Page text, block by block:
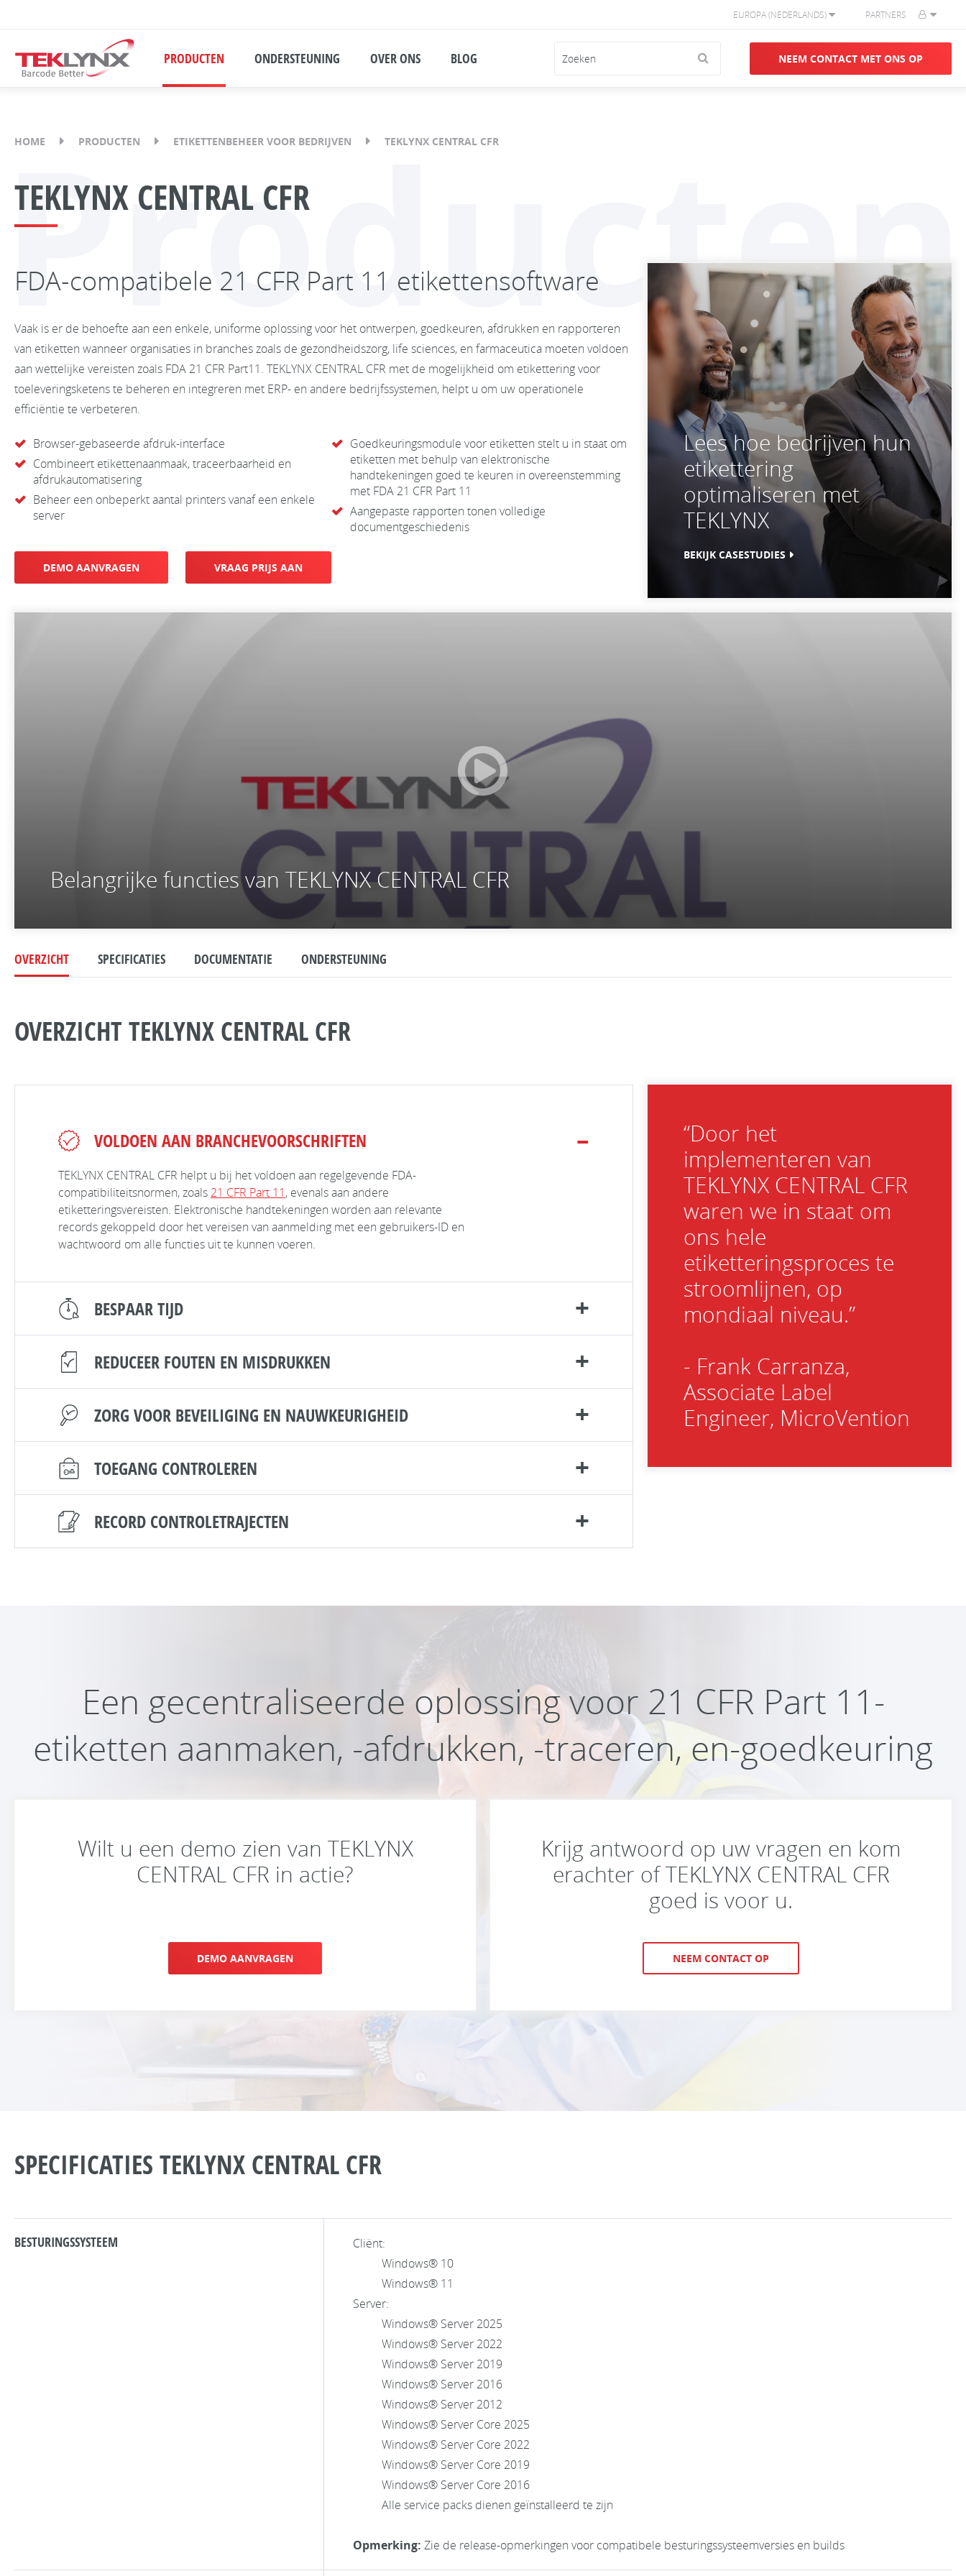
EUROPA (NEDERLANDS) PARTNERS
PRODUCTEN ONDERSTEUNING OVER ONS BLOG NEEM CONTACT MET ONS OP
HOME PRODUCTEN ETIKETTENBEHEER VOOR BEDRIJVEN TEKLYNX CENTRAL CFR
Producten
TEKLYNX CENTRAL CFR
FDA-compatibele 21 CFR Part 11 etikettensoftware
Vaak is er de behoefte aan een enkele, uniforme oplossing voor het ontwerpen, goedkeuren, afdrukken en rapporteren
van etiketten wanneer organisaties in branches zoals de gezondheidszorg, life sciences, en farmaceutica moeten voldoen
aan wettelijke vereisten zoals FDA 21 CFR Part11. TEKLYNX CENTRAL CFR met de mogelijkheid om etikettering voor
toeleveringsketens te beheren en integreren met ERP- en andere bedrijfssystemen, helpt u om uw operationele
efficiëntie te verbeteren.
Browser-gebaseerde afdruk-interface
Combineert etikettenaanmaak, traceerbaarheid en
afdrukautomatisering
Beheer een onbeperkt aantal printers vanaf een enkele
server
Goedkeuringsmodule voor etiketten stelt u in staat om
etiketten met behulp van elektronische
handtekeningen goed te keuren in overeenstemming
met FDA 21 CFR Part 11
Aangepaste rapporten tonen volledige
documentgeschiedenis
DEMO AANVRAGEN VRAAG PRIJS AAN
Lees hoe bedrijven hun
etikettering
optimaliseren met
TEKLYNX
BEKIJK CASESTUDIES
Belangrijke functies van TEKLYNX CENTRAL CFR
OVERZICHT SPECIFICATIES DOCUMENTATIE ONDERSTEUNING
OVERZICHT TEKLYNX CENTRAL CFR
VOLDOEN AAN BRANCHEVOORSCHRIFTEN
TEKLYNX CENTRAL CFR helpt u bij het voldoen aan regelgevende FDA-
compatibiliteitsnormen, zoals 21 CFR Part 11, evenals aan andere
etiketteringsvereisten. Elektronische handtekeningen worden aan relevante
records gekoppeld door het vereisen van aanmelding met een gebruikers-ID en
wachtwoord om alle functies uit te kunnen voeren.
BESPAAR TIJD
REDUCEER FOUTEN EN MISDRUKKEN
ZORG VOOR BEVEILIGING EN NAUWKEURIGHEID
TOEGANG CONTROLEREN
RECORD CONTROLETRAJECTEN
“Door het
implementeren van
TEKLYNX CENTRAL CFR
waren we in staat om
ons hele
etiketteringsproces te
stroomlijnen, op
mondiaal niveau.”
- Frank Carranza,
Associate Label
Engineer, MicroVention
Een gecentraliseerde oplossing voor 21 CFR Part 11-
etiketten aanmaken, -afdrukken, -traceren, en-goedkeuring
Wilt u een demo zien van TEKLYNX
CENTRAL CFR in actie?
DEMO AANVRAGEN
Krijg antwoord op uw vragen en kom
erachter of TEKLYNX CENTRAL CFR
goed is voor u.
NEEM CONTACT OP
SPECIFICATIES TEKLYNX CENTRAL CFR
BESTURINGSSYSTEEM
Cliënt:
Windows® 10
Windows® 11
Server:
Windows® Server 2025
Windows® Server 2022
Windows® Server 2019
Windows® Server 2016
Windows® Server 2012
Windows® Server Core 2025
Windows® Server Core 2022
Windows® Server Core 2019
Windows® Server Core 2016
Alle service packs dienen geïnstalleerd te zijn
Opmerking: Zie de release-opmerkingen voor compatibele besturingssysteemversies en builds